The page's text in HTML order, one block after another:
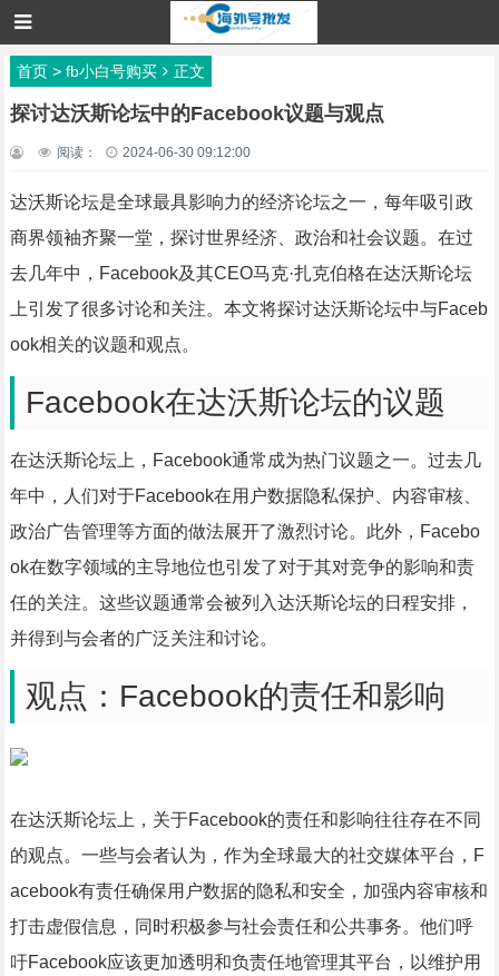
首页> fb小白号购买 正文
探讨达沃斯论坛中的Facebook议题与观点
阅读： 2024-06-30 09:12:00
达沃斯论坛是全球最具影响力的经济论坛之一，每年吸引政
商界领袖齐聚一堂，探讨世界经济、政治和社会议题。在过
去几年中，Facebook及其CEO马克·扎克伯格在达沃斯论坛
上引发了很多讨论和关注。本文将探讨达沃斯论坛中与Faceb
ook相关的议题和观点。
Facebook在达沃斯论坛的议题
在达沃斯论坛上，Facebook通常成为热门议题之一。过去几
年中，人们对于Facebook在用户数据隐私保护、内容审核、
政治广告管理等方面的做法展开了激烈讨论。此外，Facebo
ok在数字领域的主导地位也引发了对于其对竞争的影响和责
任的关注。这些议题通常会被列入达沃斯论坛的日程安排，
并得到与会者的广泛关注和讨论。
观点：Facebook的责任和影响
在达沃斯论坛上，关于Facebook的责任和影响往往存在不同
的观点。一些与会者认为，作为全球最大的社交媒体平台，F
acebook有责任确保用户数据的隐私和安全，加强内容审核和
打击虚假信息，同时积极参与社会责任和公共事务。他们呼
吁Facebook应该更加透明和负责任地管理其平台，以维护用